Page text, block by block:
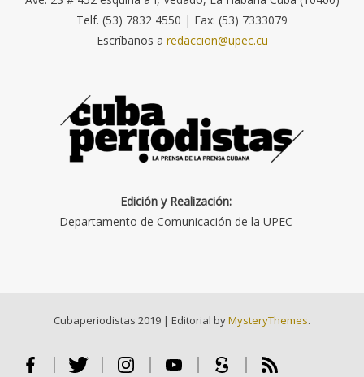
Telf. (53) 7832 4550 | Fax: (53) 7333079
Escríbanos a redaccion@upec.cu
Edición y Realización:
Departamento de Comunicación de la UPEC
Cubaperiodistas 2019 | Editorial byMysteryThemes.